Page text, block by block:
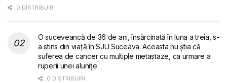
0 DISTRIBUIRI
O suceveancă de 36 de ani, însărcinată în luna a treia, s-
a stins din viață în SJU Suceava. Aceasta nu știa că
suferea de cancer cu multiple metastaze, ca urmare a
ruperii unei alunițe
0 DISTRIBUIRI